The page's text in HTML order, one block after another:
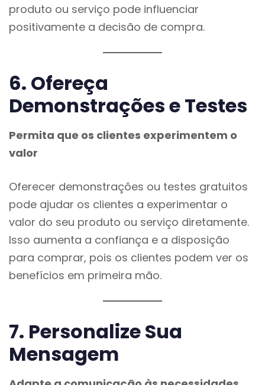
produto ou serviço pode influenciar
positivamente a decisão de compra.
6. Ofereça
Demonstrações e Testes
Permita que os clientes experimentem o
valor
Oferecer demonstrações ou testes gratuitos
pode ajudar os clientes a experimentar o
valor do seu produto ou serviço diretamente.
Isso aumenta a confiança e a disposição
para comprar, pois os clientes podem ver os
benefícios em primeira mão.
7. Personalize Sua
Mensagem